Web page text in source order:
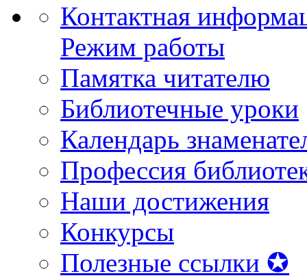
Контактная
Режим работы
Памятка читателю
Библиотечные уроки
Календарь
Профессия
Наши достижения
Конкурсы
Полезные ссылки ✪